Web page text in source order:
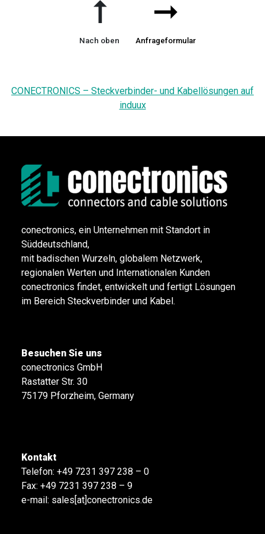
➞
Nach oben
➞
Anfrageformular
CONECTRONICS – Steckverbinder- und Kabellösungen auf
induux
conectronics, ein Unternehmen mit Standort in
Süddeutschland,
mit badischen Wurzeln, globalem Netzwerk,
regionalen Werten und Internationalen Kunden
conectronics findet, entwickelt und fertigt Lösungen
im Bereich Steckverbinder und Kabel.
Besuchen Sie uns
conectronics GmbH
Rastatter Str. 30
75179 Pforzheim, Germany
Kontakt
Telefon: +49 7231 397 238 – 0
Fax: +49 7231 397 238 – 9
e-mail: sales[at]conectronics.de